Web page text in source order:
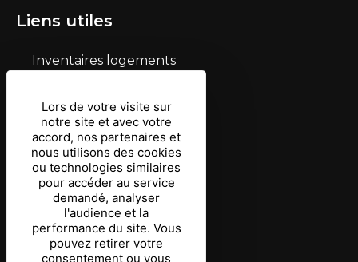
Liens utiles
Inventaires logements
Conditions d’utilisation
Protection des données
Gestion des cookies
Coordonnées
Lors de votre visite sur
notre site et avec votre
accord, nos partenaires et
nous utilisons des cookies
ou technologies similaires
pour accéder au service
demandé, analyser
l'audience et la
performance du site. Vous
pouvez retirer votre
consentement ou vous